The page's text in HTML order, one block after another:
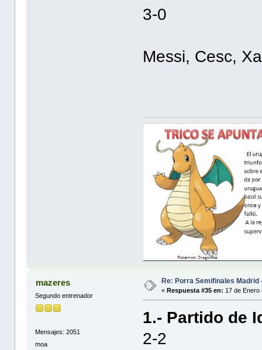
3-0
Messi, Cesc,
mazeres
Segundo entrenador
Mensajes: 2051
moa
Re: Porra Semifinales Madrid
« Respuesta #35 en: 17 de Enero
1.- Partido de
2-2